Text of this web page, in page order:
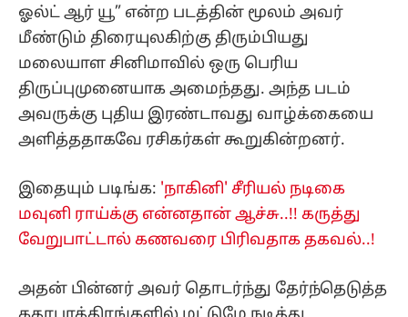
ஓல்ட் ஆர் யூ” என்ற படத்தின் மூலம் அவர்
மீண்டும் திரையுலகிற்கு திரும்பியது
மலையாள சினிமாவில் ஒரு பெரிய
திருப்புமுனையாக அமைந்தது. அந்த படம்
அவருக்கு புதிய இரண்டாவது வாழ்க்கையை
அளித்ததாகவே ரசிகர்கள் கூறுகின்றனர்.
இதையும் படிங்க: 'நாகினி' சீரியல் நடிகை
மவுனி ராய்க்கு என்னதான் ஆச்சு..!! கருத்து
வேறுபாட்டால் கணவரை பிரிவதாக தகவல்..!
அதன் பின்னர் அவர் தொடர்ந்து தேர்ந்தெடுத்த